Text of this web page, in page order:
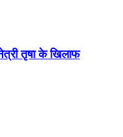
तृषा के खिलाफ